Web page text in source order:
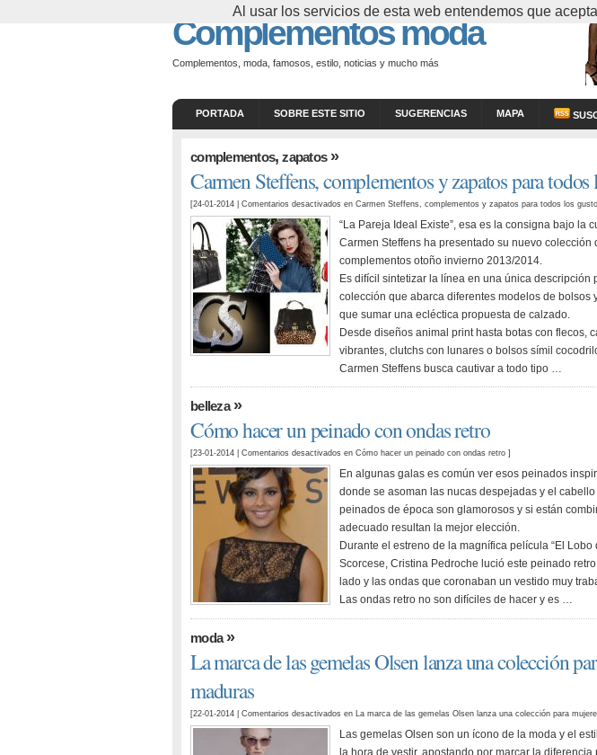
Complementos moda
Complementos, moda, famosos, estilo, noticias y mucho más
PORTADA SOBRE ESTE SITIO SUGERENCIAS MAPA
complementos,zapatos»
Carmen Steffens, complementos y zapatos para todos
[24-01-2014 | Comentarios desactivados en Carmen Steffens, complementos y zapatos para todos los
“La Pareja Ideal Existe”, esa es la consigna bajo la
Carmen Steffens ha presentado su nuevo colección
complementos otoño invierno 2013/2014.
Es difícil sintetizar la línea en una única descripción
colección que abarca diferentes modelos de bolsos
que sumar una ecléctica propuesta de calzado.
Desde diseños animal print hasta botas con flecos,
vibrantes, clutchs con lunares o bolsos símil
Carmen Steffens busca cautivar a todo tipo …
belleza»
Cómo hacer un peinado con ondas retro
[23-01-2014 | Comentarios desactivados en Cómo hacer un peinado con ondas retro ]
En algunas galas es común ver esos peinados
donde se asoman las nucas despejadas y el
peinados de época son glamorosos y si están
adecuado resultan la mejor elección.
Durante el estreno de la magnífica película “El Lobo
Scorcese, Cristina Pedroche lució este peinado
lado y las ondas que coronaban un vestido muy
Las ondas retro no son difíciles de hacer y es …
moda»
La marca de las gemelas Olsen lanza una colección
maduras
[22-01-2014 | Comentarios desactivados en La marca de las gemelas Olsen lanza una colección para
Las gemelas Olsen son un ícono de la moda y el
la hora de vestir, apostando por marcar la diferencia
Al usar los servicios de esta web entendemos que